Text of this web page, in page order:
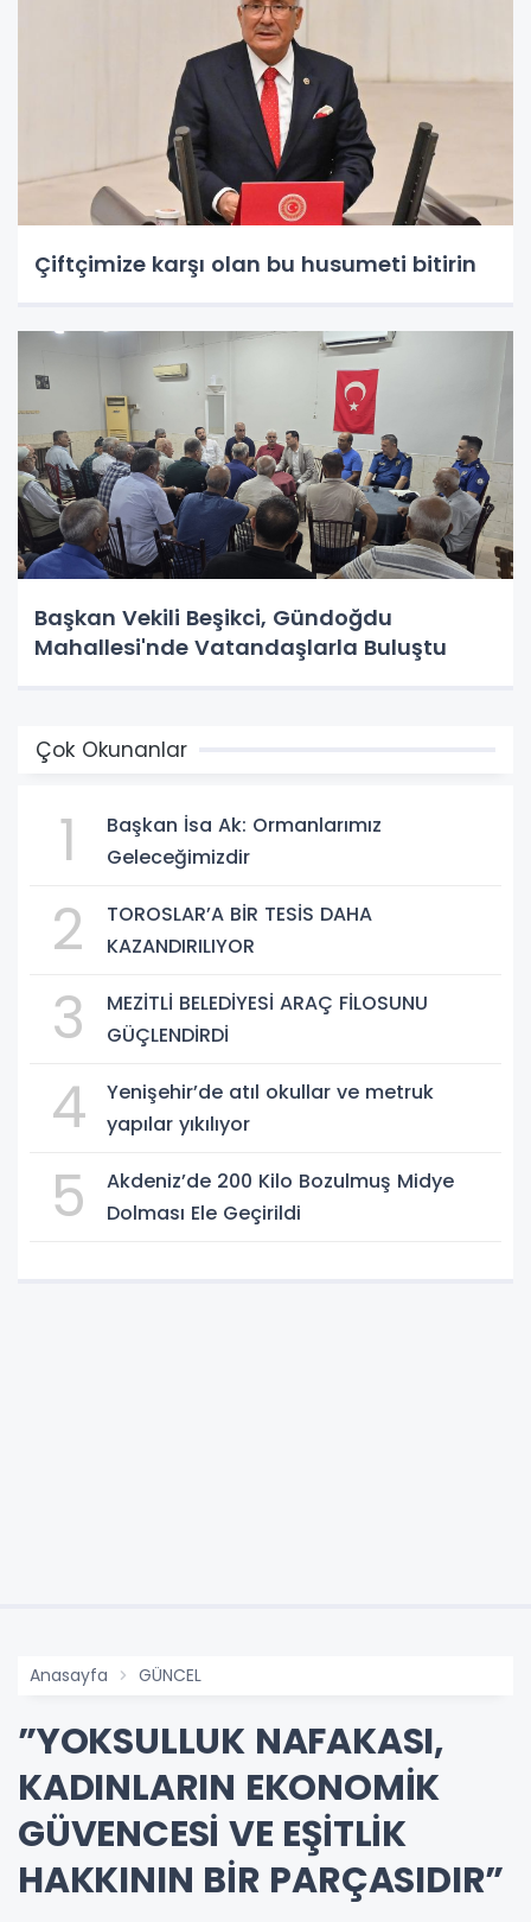
Çiftçimize karşı olan bu husumeti bitirin
Başkan Vekili Beşikci, Gündoğdu
Mahallesi'nde Vatandaşlarla Buluştu
Çok Okunanlar
1
Başkan İsa Ak: Ormanlarımız
Geleceğimizdir
2
TOROSLAR’A BİR TESİS DAHA
KAZANDIRILIYOR
3
MEZİTLİ BELEDİYESİ ARAÇ FİLOSUNU
GÜÇLENDİRDİ
4
Yenişehir’de atıl okullar ve metruk
yapılar yıkılıyor
5
Akdeniz’de 200 Kilo Bozulmuş Midye
Dolması Ele Geçirildi
Anasayfa GÜNCEL
”YOKSULLUK NAFAKASI,
KADINLARIN EKONOMİK
GÜVENCESİ VE EŞİTLİK
HAKKININ BİR PARÇASIDIR”